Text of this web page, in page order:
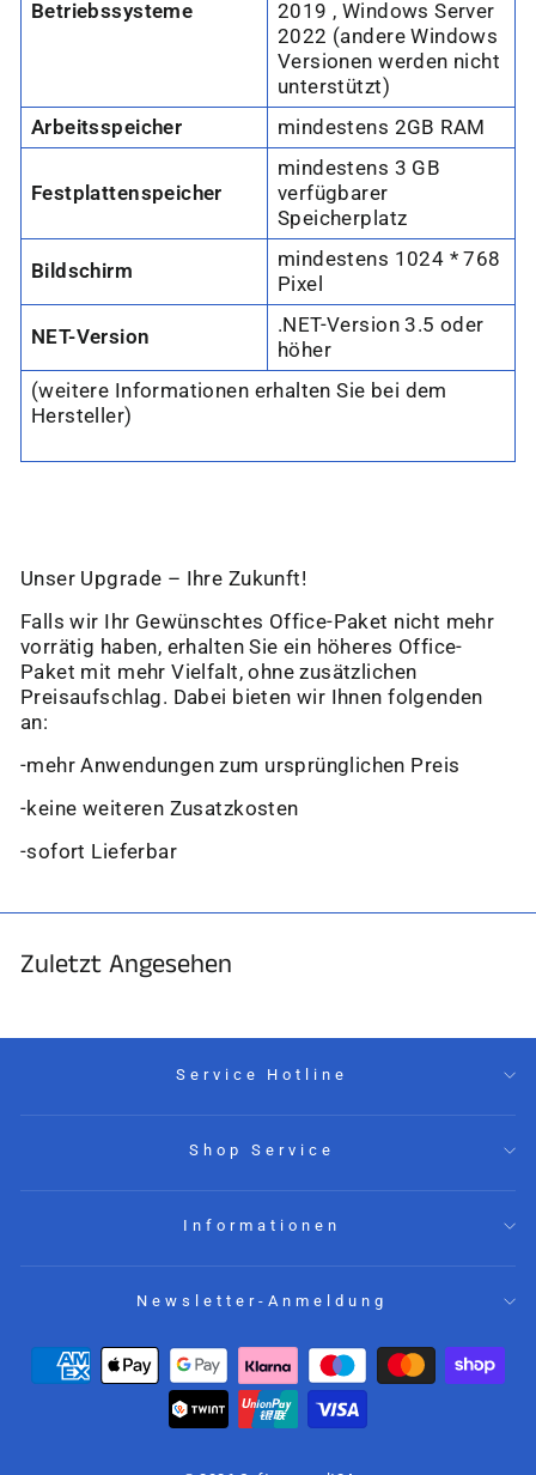
“
Betriebssysteme
2019 , Windows Server
2022 (andere Windows
Versionen werden nicht
unterstützt)
Arbeitsspeicher
mindestens 2GB RAM
Festplattenspeicher
mindestens 3 GB
verfügbarer
Speicherplatz
Bildschirm
mindestens 1024 * 768
Pixel
NET-Version
.NET-Version 3.5 oder
höher
(weitere Informationen erhalten Sie bei dem
Hersteller)
Unser Upgrade – Ihre Zukunft!
Falls wir Ihr Gewünschtes Office-Paket nicht mehr
vorrätig haben, erhalten Sie ein höheres Office-
Paket mit mehr Vielfalt, ohne zusätzlichen
Preisaufschlag. Dabei bieten wir Ihnen folgenden
an:
-mehr Anwendungen zum ursprünglichen Preis
-keine weiteren Zusatzkosten
-sofort Lieferbar
Zuletzt Angesehen
Service Hotline
Shop Service
Informationen
Newsletter-Anmeldung